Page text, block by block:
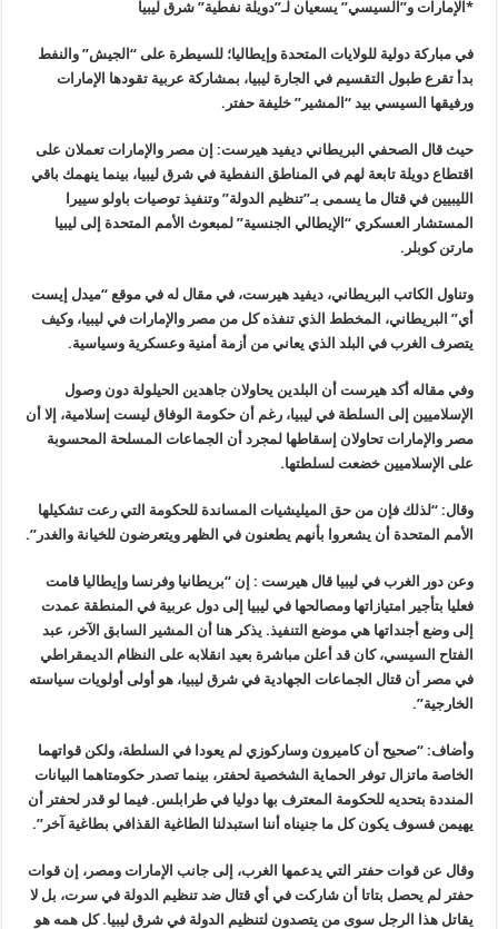
*الإمارات و”السيسي” يسعيان لـ”دويلة نفطية” شرق ليبيا
في مباركة دولية للولايات المتحدة وإيطاليا؛ للسيطرة على “الجيش” والنفط
بدأ تقرع طبول التقسيم في الجارة ليبيا، بمشاركة عربية تقودها الإمارات
ورفيقها السيسي بيد “المشير” خليفة حفتر.
حيث قال الصحفي البريطاني ديفيد هيرست: إن مصر والإمارات تعملان على
اقتطاع دويلة تابعة لهم في المناطق النفطية في شرق ليبيا، بينما ينهمك باقي
الليبيين في قتال ما يسمى بـ”تنظيم الدولة” وتنفيذ توصيات باولو سييرا
المستشار العسكري “الإيطالي الجنسية” لمبعوث الأمم المتحدة إلى ليبيا
مارتن كوبلر.
وتناول الكاتب البريطاني، ديفيد هيرست، في مقال له في موقع “ميدل إيست
أي” البريطاني، المخطط الذي تنفذه كل من مصر والإمارات في ليبيا، وكيف
يتصرف الغرب في البلد الذي يعاني من أزمة أمنية وعسكرية وسياسية.
وفي مقاله أكد هيرست أن البلدين يحاولان جاهدين الحيلولة دون وصول
الإسلاميين إلى السلطة في ليبيا، رغم أن حكومة الوفاق ليست إسلامية، إلا أن
مصر والإمارات تحاولان إسقاطها لمجرد أن الجماعات المسلحة المحسوبة
على الإسلاميين خضعت لسلطتها.
وقال: “لذلك فإن من حق الميليشيات المساندة للحكومة التي رعت تشكيلها
الأمم المتحدة أن يشعروا بأنهم يطعنون في الظهر ويتعرضون للخيانة والغدر”.
وعن دور الغرب في ليبيا قال هيرست : إن “بريطانيا وفرنسا وإيطاليا قامت
فعليا بتأجير امتيازاتها ومصالحها في ليبيا إلى دول عربية في المنطقة عمدت
إلى وضع أجنداتها هي موضع التنفيذ. يذكر هنا أن المشير السابق الآخر، عبد
الفتاح السيسي، كان قد أعلن مباشرة بعيد انقلابه على النظام الديمقراطي
في مصر أن قتال الجماعات الجهادية في شرق ليبيا، هو أولى أولويات سياسته
الخارجية”.
وأضاف: “صحيح أن كاميرون وساركوزي لم يعودا في السلطة، ولكن قواتهما
الخاصة ماتزال توفر الحماية الشخصية لحفتر، بينما تصدر حكومتاهما البيانات
المنددة بتحديه للحكومة المعترف بها دوليا في طرابلس. فيما لو قدر لحفتر أن
يهيمن فسوف يكون كل ما جنيناه أننا استبدلنا الطاغية القذافي بطاغية آخر”.
وقال عن قوات حفتر التي يدعمها الغرب، إلى جانب الإمارات ومصر، إن قوات
حفتر لم يحصل بتاتا أن شاركت في أي قتال ضد تنظيم الدولة في سرت، بل لا
يقاتل هذا الرجل سوى من يتصدون لتنظيم الدولة في شرق ليبيا. كل همه هو